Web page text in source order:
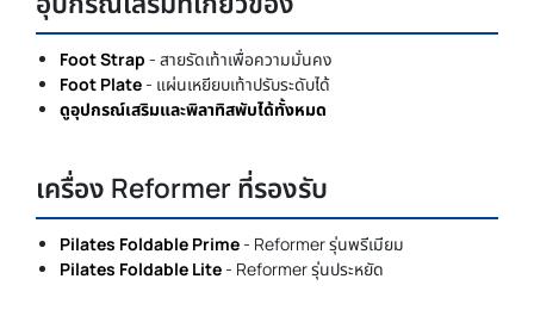
Foot Strap - สายรัดเท้าเพื่อความมั่นคง
Foot Plate- แผ่นเหยียบเท้าปรับระดับได้
ดูอุปกรณ์เสริมและพิลาทิสพับได้ทั้งหมด
เครื่อง Reformer ที่รองรับ
Pilates Foldable Prime- Reformer รุ่นพรีเมียม
Pilates Foldable Lite- Reformer รุ่นประหยัด